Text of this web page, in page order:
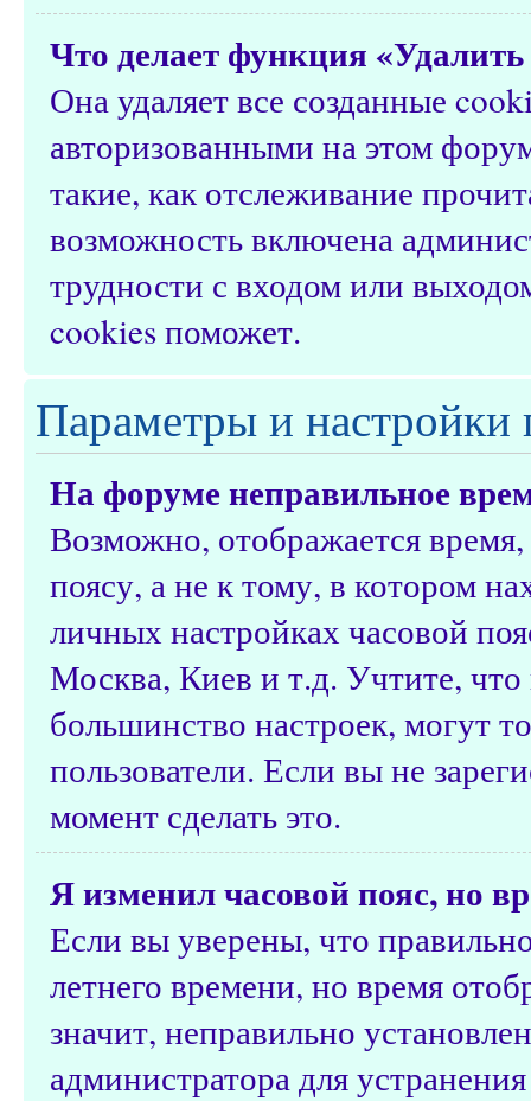
Что делает функция
Она удаляет все созданные
авторизованными на этом
такие, как отслеживание
возможность включена
трудности с входом или
cookies поможет.
Параметры и настройки
На форуме неправильное
Возможно, отображается
поясу, а не к тому, в котором
личных настройках часовой
Москва, Киев и т.д. Учтите, что
большинство настроек, могут
пользователи. Если вы не
момент сделать это.
Я изменил часовой пояс, но
Если вы уверены, что
летнего времени, но время
значит, неправильно
администратора для